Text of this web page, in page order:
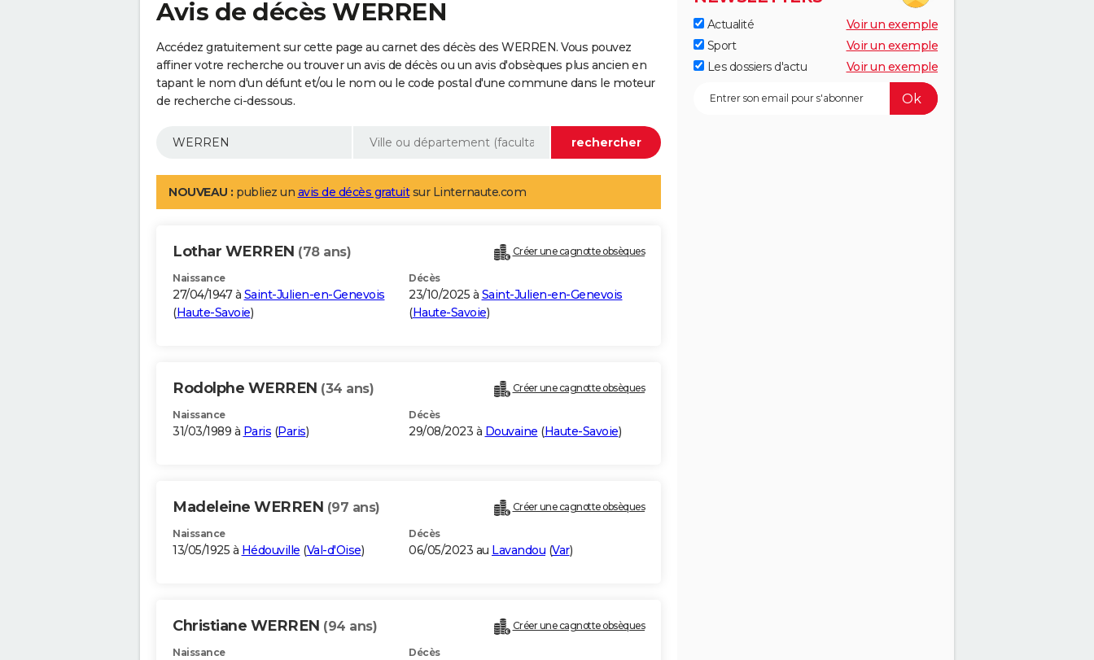
Avis de décès WERREN
Accédez gratuitement sur cette page au carnet des décès des WERREN. Vous pouvez
affiner votre recherche ou trouver un avis de décès ou un avis d'obsèques plus ancien en
tapant le nom d'un défunt et/ou le nom ou le code postal d'une commune dans le moteur
de recherche ci-dessous.
NOUVEAU : publiez un avis de décès gratuitsur Linternaute.com
Lothar WERREN (78 ans) Créer une cagnotte obsèques
Naissance
27/04/1947 à Saint-Julien-en-Genevois
(Haute-Savoie)
Décès
23/10/2025 à Saint-Julien-en-Genevois
(Haute-Savoie)
Rodolphe WERREN (34 ans) Créer une cagnotte obsèques
Naissance
31/03/1989 à Paris (Paris)
Décès
29/08/2023 à Douvaine (Haute-Savoie)
Madeleine WERREN (97 ans) Créer une cagnotte obsèques
Naissance
13/05/1925 à Hédouville (Val-d'Oise)
Décès
06/05/2023 au Lavandou (Var)
Christiane WERREN (94 ans) Créer une cagnotte obsèques
Naissance Décès
Actualité
Voir un exemple
Sport
Voir un exemple
Les dossiers d'actu
Voir un exemple